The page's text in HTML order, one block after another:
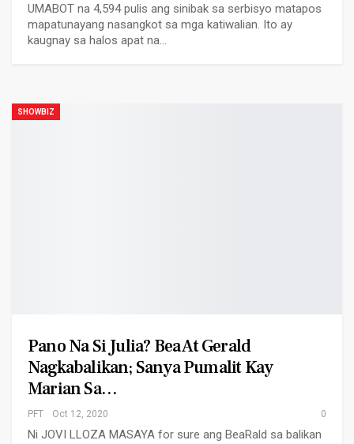
UMABOT na 4,594 pulis ang sinibak sa serbisyo matapos
mapatunayang nasangkot sa mga katiwalian. Ito ay
kaugnay sa halos apat na…
SHOWBIZ
Pano Na Si Julia? Bea At Gerald
Nagkabalikan; Sanya Pumalit Kay
Marian Sa…
PFT Oct 12, 2020 0
Ni JOVI LLOZA MASAYA for sure ang BeaRald sa balikan